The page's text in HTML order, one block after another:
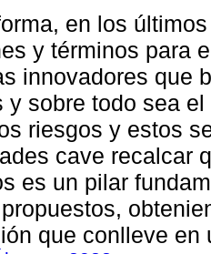
en los
y términos para
innovadores que
y sobre todo sea
riesgos y estos
cave recalcar
es un pilar
que conlleve